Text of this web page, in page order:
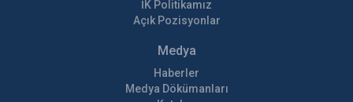
İK Politikamız
Açık Pozisyonlar
Medya
Haberler
Medya Dökümanları